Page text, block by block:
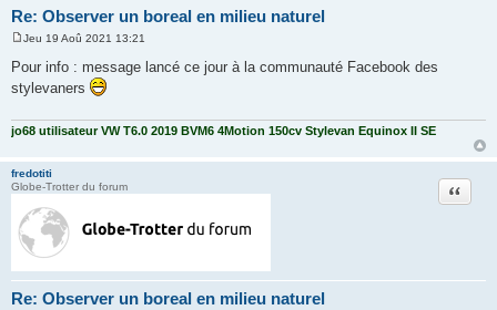
Re: Observer un boreal en milieu naturel
s
s
e
Jeu 19 Aoû 2021 13:21
Pour info : message lancé ce jour à la communauté Facebook des
stylevaners
jo68 utilisateur VW T6.0 2019 BVM6 4Motion 150cv Stylevan Equinox II SE
fredotiti
Globe-Trotter du forum
Re: Observer un boreal en milieu naturel
Citation